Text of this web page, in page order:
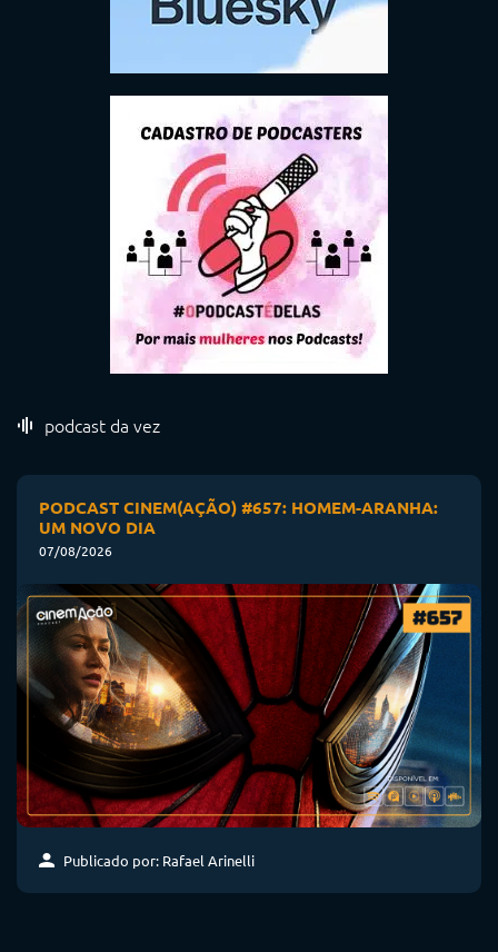
podcast da vez
PODCAST CINEM(AÇÃO) #657: HOMEM-ARANHA:
UM NOVO DIA
07/08/2026
Publicado por: Rafael Arinelli